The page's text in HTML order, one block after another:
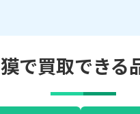
獏で買取できる